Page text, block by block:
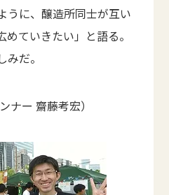
うに、醸造所同士が互い
ていきたい」と語る。
だ。
ナー 齋藤考宏）